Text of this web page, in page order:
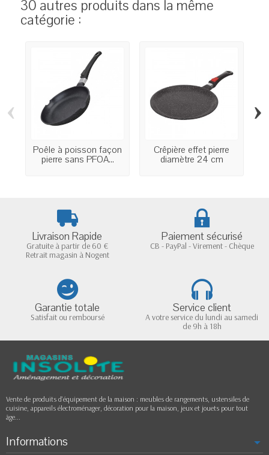
30 autres produits dans la même
catégorie :
Poêle à poisson façon
pierre sans PFOA...
Crêpière effet pierre
diamètre 24 cm
‹ ›
Livraison Rapide
Gratuite à partir de 60 €
Retrait magasin à Nogent
Paiement sécurisé
CB - PayPal - Virement - Chèque
Garantie totale
Satisfait ou remboursé
Service client
A votre service du lundi au samedi
de 9h à 18h
Vente de produits d'équipement de la maison : meubles de rangements, ustensiles de
cuisine, appareils électroménager, décoration pour la maison, jeux et jouets pour tout
âge...
Informations